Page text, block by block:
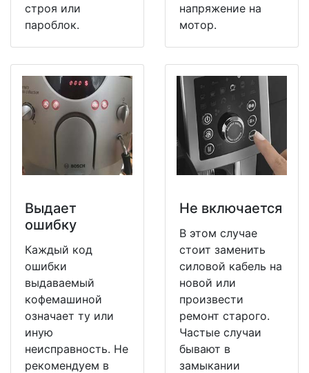
строя или
пароблок.
напряжение на
мотор.
Выдает
ошибку
Каждый код
ошибки
выдаваемый
кофемашиной
означает ту или
иную
неисправность. Не
рекомендуем в
Не включается
В этом случае
стоит заменить
силовой кабель на
новой или
произвести
ремонт старого.
Частые случаи
бывают в
замыкании